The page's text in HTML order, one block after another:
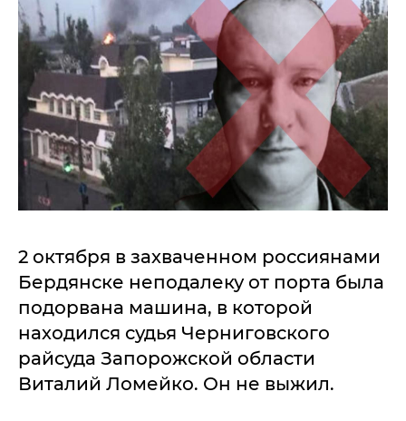
2 октября в захваченном россиянами
Бердянске неподалеку от порта была
подорвана машина, в которой
находился судья Черниговского
райсуда Запорожской области
Виталий Ломейко. Он не выжил.